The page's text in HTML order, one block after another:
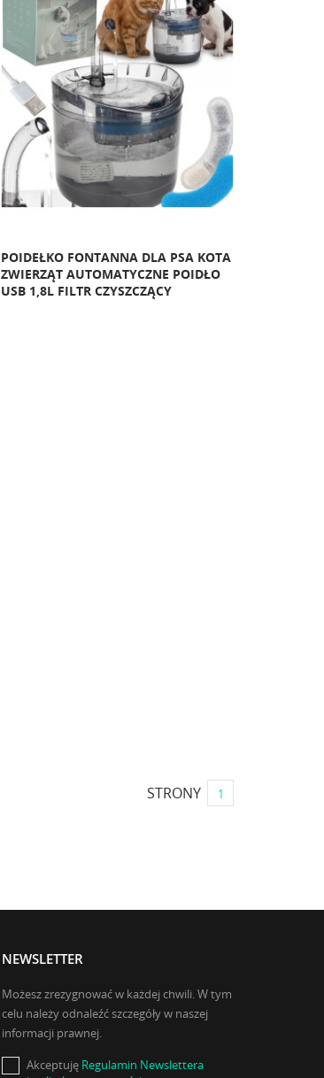
POIDEŁKO FONTANNA DLA PSA KOTA
ZWIERZĄT AUTOMATYCZNE POIDŁO
USB 1,8L FILTR CZYSZCZĄCY
STRONY 1
NEWSLETTER
Możesz zrezygnować w każdej chwili. W tym
celu należy odnaleźć szczegóły w naszej
informacji prawnej.
Akceptuję Regulamin Newslettera